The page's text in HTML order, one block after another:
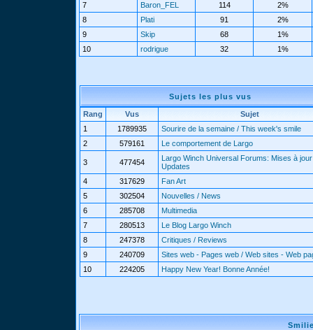
7
Baron_FEL 114
2%
8
Plati 91
2%
9
Skip 68
1%
10
rodrigue 32 1%
Sujets les plus vus
Rang Vus
Sujet
1
1789935
Sourire de la semaine / This week's smile
2
579161 Le comportement de Largo
3 477454
Largo Winch Universal Forums: Mises à
Updates
4
317629
Fan Art
5
302504
Nouvelles / News
6
285708
Multimedia
7
280513
Le Blog Largo Winch
8
247378
Critiques / Reviews
9
240709
Sites web - Pages web / Web sites - Web
10
224205 Happy New Year! Bonne Année!